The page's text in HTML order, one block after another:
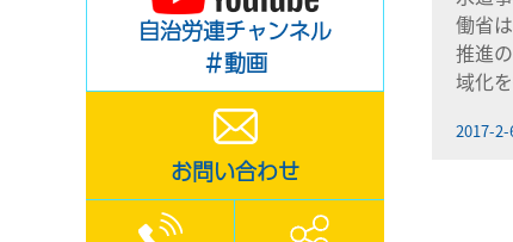
自治労連チャンネル
＃動画
お問い合わせ
働省
推進
域化
2017-2-